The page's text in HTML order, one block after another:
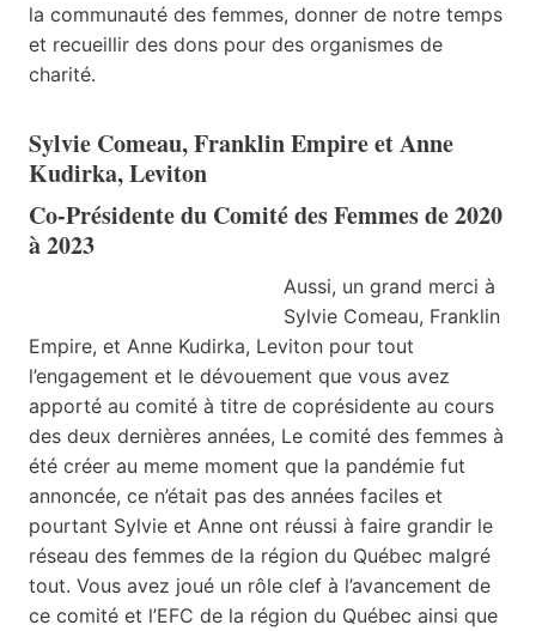
la communauté des femmes, donner de notre temps
et recueillir des dons pour des organismes de
charité.
Sylvie Comeau, Franklin Empire et Anne
Kudirka, Leviton
Co-Présidente du Comité des Femmes de 2020
à 2023
Aussi, un grand merci à
Sylvie Comeau, Franklin
Empire, et Anne Kudirka, Leviton pour tout
l’engagement et le dévouement que vous avez
apporté au comité à titre de coprésidente au cours
des deux dernières années, Le comité des femmes à
été créer au meme moment que la pandémie fut
annoncée, ce n’était pas des années faciles et
pourtant Sylvie et Anne ont réussi à faire grandir le
réseau des femmes de la région du Québec malgré
tout. Vous avez joué un rôle clef à l’avancement de
ce comité et l’EFC de la région du Québec ainsi que